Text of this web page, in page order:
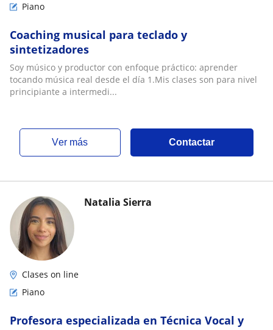
Piano
Coaching musical para teclado y
sintetizadores
Soy músico y productor con enfoque práctico: aprender
tocando música real desde el día 1.Mis clases son para nivel
principiante a intermedi...
ver más Contactar
Natalia Sierra
Clases on line
Piano
Profesora especializada en Técnica Vocal y